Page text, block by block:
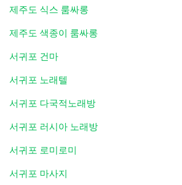
제주도 식스 룸싸롱
제주도 색종이 룸싸롱
서귀포 건마
서귀포 노래텔
서귀포 다국적노래방
서귀포 러시아 노래방
서귀포 로미로미
서귀포 마사지